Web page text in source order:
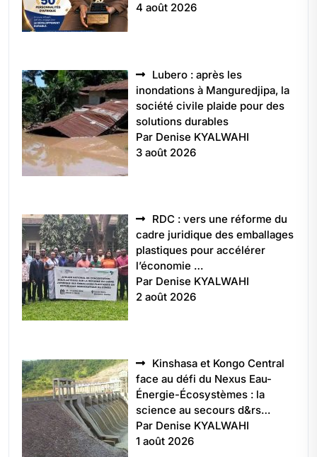
4 août 2026
Lubero : après les
inondations à Manguredjipa, la
société civile plaide pour des
solutions durables
Par Denise KYALWAHI
3 août 2026
RDC : vers une réforme du
cadre juridique des emballages
plastiques pour accélérer
l’économie …
Par Denise KYALWAHI
2 août 2026
Kinshasa et Kongo Central
face au défi du Nexus Eau-
Énergie-Écosystèmes : la
science au secours d&rs…
Par Denise KYALWAHI
1 août 2026